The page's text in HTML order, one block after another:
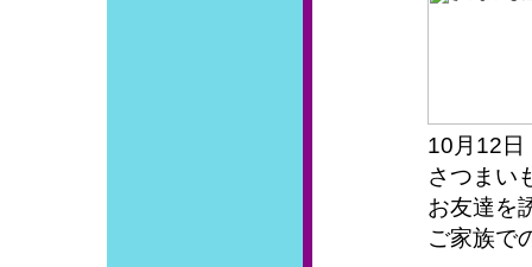
10月12日
さつまい
お友達を
ご家族で